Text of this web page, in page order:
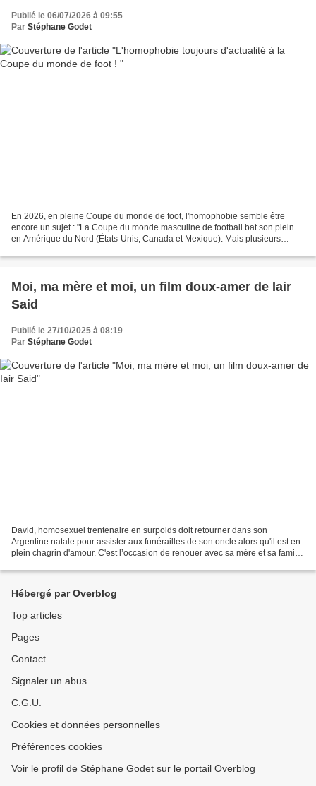
Publié le 06/07/2026 à 09:55
Par Stéphane Godet
En 2026, en pleine Coupe du monde de foot, l'homophobie semble être
encore un sujet : "La Coupe du monde masculine de football bat son plein
en Amérique du Nord (États-Unis, Canada et Mexique). Mais plusieurs
Moi, ma mère et moi, un film doux-amer de Iair
Said
Publié le 27/10/2025 à 08:19
Par Stéphane Godet
David, homosexuel trentenaire en surpoids doit retourner dans son
Argentine natale pour assister aux funérailles de son oncle alors qu'il est en
plein chagrin d'amour. C'est l’occasion de renouer avec sa mère et sa famille
Hébergé par Overblog
Top articles
Pages
Contact
Signaler un abus
C.G.U.
Cookies et données personnelles
Préférences cookies
Voir le profil de Stéphane Godet sur le portail Overblog